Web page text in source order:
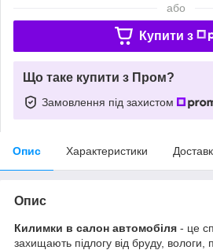
або
Купити з
Що таке купити з Пром?
Замовлення під захистом
Опис Характеристики
Опис
Килимки в салон автомобіля - це
захищають підлогу від бруду, вологи,